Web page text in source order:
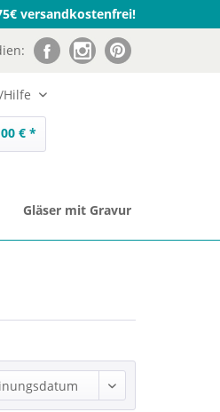
versandkostenfrei!
€ *
Gläser mit Gravur